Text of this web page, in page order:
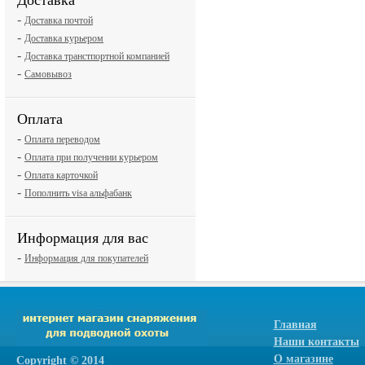
- Доставка почтой
- Доставка курьером
- Доставка транстпортной компанией
- Самовывоз
Оплата
- Оплата переводом
- Оплата при получении курьером
- Оплата карточкой
- Пополнить visa альфабанк
Информация для вас
- Информация для покупателей
Сopyright © 2014
Главная
Наши контакты
О магазине